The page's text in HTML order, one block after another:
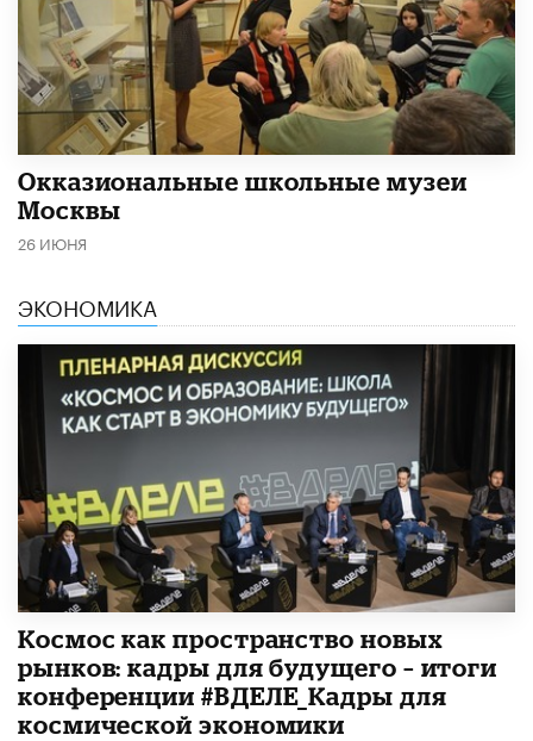
​Окказиональные школьные музеи
Москвы
26 ИЮНЯ
ЭКОНОМИКА
Космос как пространство новых
рынков: кадры для будущего – итоги
конференции #ВДЕЛЕ_Кадры для
космической экономики